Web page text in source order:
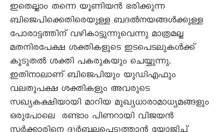
ഇതെല്ലാം തന്നെ യൂണിയന്‍ ഭരിക്കുന്ന
ബിജെപിക്കെതിരെയുള്ള ബദല്‍നയങ്ങള്‍ക്കുള്ള
പോരാട്ടത്തിന് വഴികാട്ടുന്നുവെന്നു മാത്രമല്ല
മതനിരപേക്ഷ ശക്തികളുടെ ഇടപെടലുകള്‍ക്ക്
കൂടുതല്‍ ശക്തി പകരുകയും ചെയ്യുന്നു.
ഇതിനാലാണ് ബിജെപിയും യുഡിഎഫും
വലതുപക്ഷ ശക്തികളും അവരുടെ
സഖ്യകക്ഷിയായി മാറിയ മുഖ്യധാരാമാധ്യമങ്ങളും
ഒരുപോലെ രണ്ടാം പിണറായി വിജയന്‍